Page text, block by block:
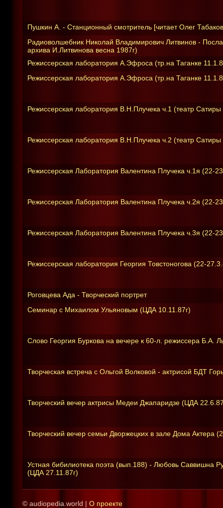
Пушкин А. - Станционный смотритель [читает Олег
Радиоволшебник Николай Владимирович Литвинов -
архива И.Литвинова весна 1987г)
Режиссерская лаборатория А.Эфроса (тр.на Таганке
Режиссерская лаборатория А.Эфроса (тр.на Таганке
Режиссерская лаборатория В.Н.Плучека ч.1 (театр Сатиры
Режиссерская лаборатория В.Н.Плучека ч.2 (театр Сатиры
Режиссерская Лаборатория Валентина Плучека ч.1я (22-
Режиссерская Лаборатория Валентина Плучека ч.2я (22-
Режиссерская Лаборатория Валентина Плучека ч.3я (22-
Режиссерская лаборатория Георгия Товстоногова (22-
Роговцева Ада - Творческий портрет
Семинар с Михаилом Ульяновым (ЦДА 10.11.87г)
Слово Георгия Буркова на вечере к 60-л. режиссера Б.А.
Творческая встреча с Ольгой Волковой - актрисой БДТ
Творческий вечер актрисы Медеи Джапаридзе (ЦДА
Творческий вечер семьи Дворжецких в зале Дома Актера
Устная бибилиотека поэта (вып.188) - Любовь Саввишна
(ЦДА 27.11.87г)
© audiopedia.world | О проекте